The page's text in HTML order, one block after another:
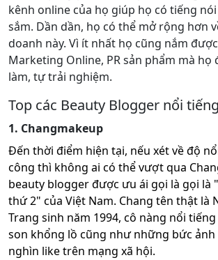
kênh online của họ giúp họ có tiếng
sắm. Dần dần, họ có thể mở rộng hơn
doanh này. Vì ít nhất họ cũng nắm
Marketing Online, PR sản phẩm mà họ
làm, tự trải nghiệm.
Top các Beauty Blogger nổi
1. Changmakeup
Đến thời điểm hiện tại, nếu xét về độ
công thì không ai có thể vượt qua
beauty blogger được ưu ái gọi là gọi là
thứ 2" của Việt Nam. Chang tên thật là
Trang sinh năm 1994, cô nàng nổi
son khổng lồ cũng như những bức
nghìn like trên mạng xã hội.